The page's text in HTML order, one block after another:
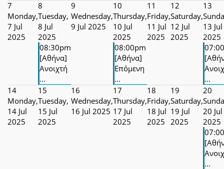
7
Monday,
7 Jul
2025
8
Tuesday,
8 Jul
2025
08:30pm
[Αθήνα]
Ανοιχτή
...
9
Wednesday,
9 Jul 2025
10
Thursday,
10 Jul
2025
08:00pm
[Αθήνα]
Επόμενη
...
11
Friday,
11 Jul
2025
12
Saturday,
12 Jul
2025
13
13 Jul
2025
...
14
Monday,
14 Jul
2025
15
Tuesday,
15 Jul
2025
16
Wednesday,
16 Jul 2025
17
Thursday,
17 Jul
2025
18
Friday,
18 Jul
2025
19
Saturday,
19 Jul
2025
20
20 Jul
2025
...